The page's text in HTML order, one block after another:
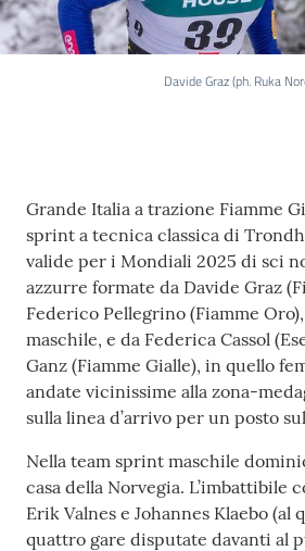
Seguici
su
Cosa facciamo
Comunicazione
e media
Istituti di
formazione
Davide Graz (ph. Ruka
Contenuto
Grande Italia a trazione Fiamme
sprint a tecnica classica di
valide per i Mondiali 2025 di sci
azzurre formate da Davide Graz
Federico Pellegrino (Fiamme
maschile, e da Federica Cassol
Ganz (Fiamme Gialle), in quello
andate vicinissime alla zona-
sulla linea d’arrivo per un posto
Nella team sprint maschile
casa della Norvegia. L’imbattibile
Erik Valnes e Johannes Klaebo (al
quattro gare disputate davanti al